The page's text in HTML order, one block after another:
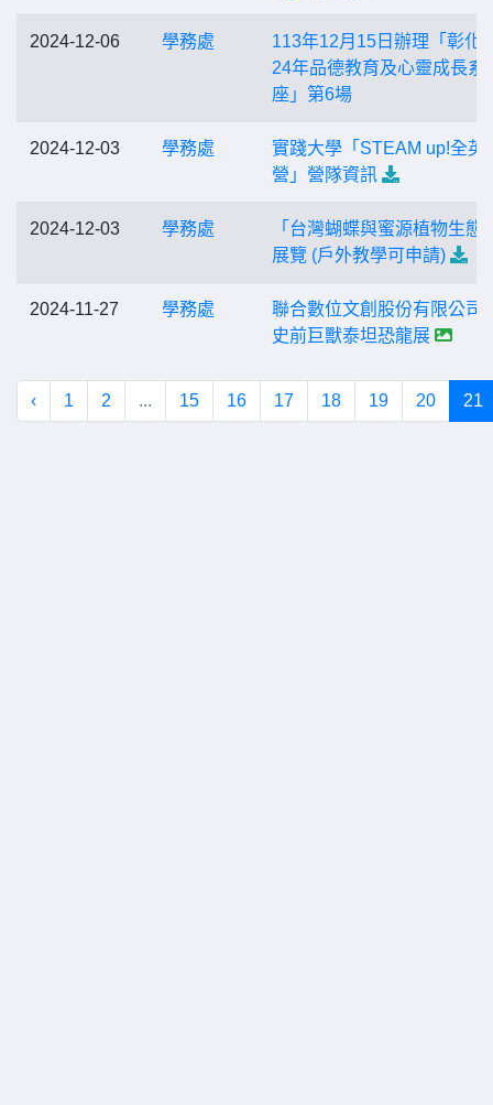
2024-12-06 學務處
113年12月15日辦理「彰化
24年品德教育及心靈成長系
座」第6場
2024-12-03 學務處
實踐大學「STEAM up!全英
營」營隊資訊
2024-12-03 學務處
「台灣蝴蝶與蜜源植物生態
展覽 (戶外教學可申請)
2024-11-27 學務處
聯合數位文創股份有限公司
史前巨獸泰坦恐龍展
‹ 1 2 ... 15 16 17 18 19 20 21